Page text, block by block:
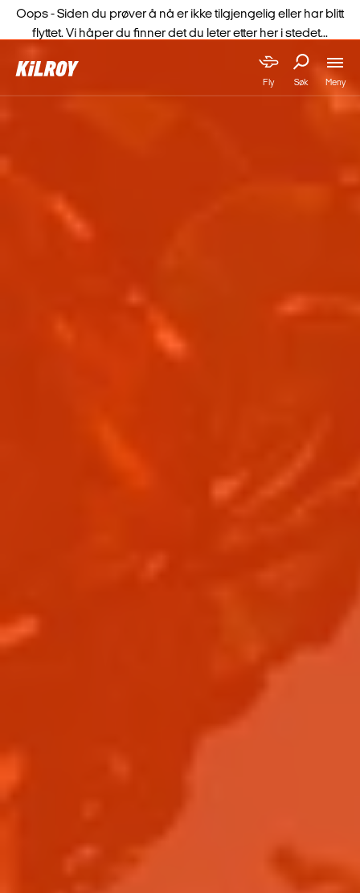
Fly Søk Meny
Oops - Siden du prøver å nå er ikke tilgjengelig eller har blitt
flyttet. Vi håper du finner det du leter etter her i stedet...